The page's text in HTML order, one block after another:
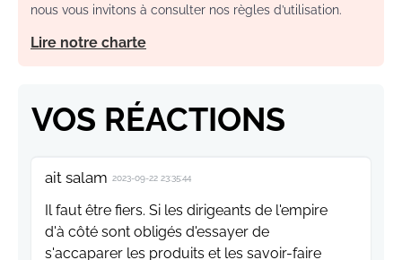
nous vous invitons à consulter nos règles d’utilisation.
Lire notre charte
VOS RÉACTIONS
ait salam 2023-09-22 23:35:44
Il faut être fiers. Si les dirigeants de l'empire
d'à côté sont obligés d'essayer de
s'accaparer les produits et les savoir-faire